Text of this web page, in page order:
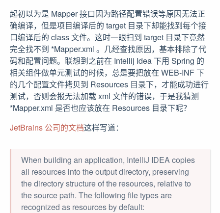
起初以为是 Mapper 接口因为路径配置错误等原因无法正
确编译，但是项目编译后的 target 目录下却能找到每个接
口编译后的 class 文件。这时一眼扫到 target 目录下竟然
完全找不到 *Mapper.xml 。几经查找原因，基本排除了代
码和配置问题。联想到之前在 Intellij Idea 下用 Spring 的
相关组件做单元测试的时候，总是要把放在 WEB-INF 下
的几个配置文件拷贝到 Resources 目录下，才能成功进行
测试，否则会报无法加载 xml 文件的错误，于是我猜测
*Mapper.xml 是否也应该放在 Resources 目录下呢？
JetBrains 公司的文档这样写道：
When building an application, IntelliJ IDEA copies
all resources into the output directory, preserving
the directory structure of the resources, relative to
the source path. The following file types are
recognized as resources by default: